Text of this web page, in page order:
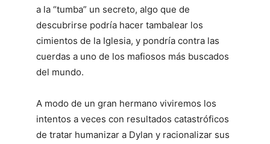
a la “tumba” un secreto, algo que de
descubrirse podría hacer tambalear los
cimientos de la Iglesia, y pondría contra las
cuerdas a uno de los mafiosos más buscados
del mundo.
A modo de un gran hermano viviremos los
intentos a veces con resultados catastróficos
de tratar humanizar a Dylan y racionalizar sus